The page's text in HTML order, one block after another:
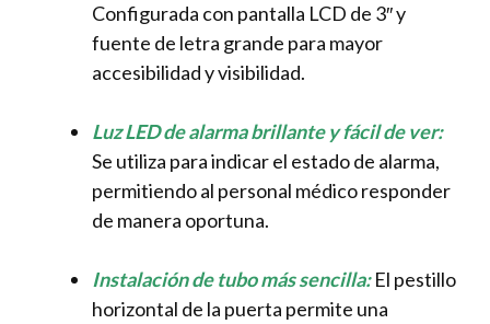
Configurada con pantalla LCD de 3″ y
fuente de letra grande para mayor
accesibilidad y visibilidad.
Luz LED de alarma brillante y fácil de ver:
Se utiliza para indicar el estado de alarma,
permitiendo al personal médico responder
de manera oportuna.
Instalación de tubo más sencilla:El pestillo
horizontal de la puerta permite una